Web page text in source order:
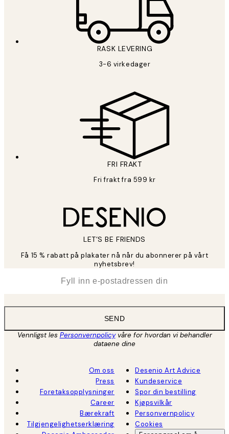
RASK LEVERING
3-6 virkedager
FRI FRAKT
Fri frakt fra 599 kr
LET’S BE FRIENDS
Få 15 % rabatt på plakater nå når du abonnerer på vårt
nyhetsbrev!
SEND
Vennligst les Personvernpolicyvåre for hvordan vi behandler
dataene dine
Om oss
Press
Foretaksopplysninger
Career
Bærekraft
Tilgjengelighetserklæring
Desenio Art Advice
Kundeservice
Spor din bestilling
Kjøpsvilkår
Personvernpolicy
Cookies